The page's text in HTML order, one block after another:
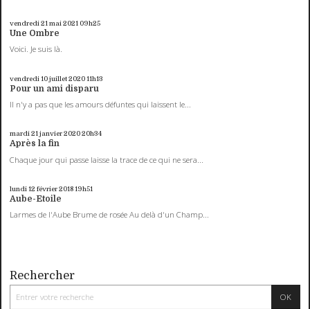
vendredi 21mai 2021 09h25
Une Ombre
Voici. Je suis là.
vendredi 10juillet 202011h13
Pour un ami disparu
Il n'y a pas que les amours défuntes qui laissent le...
mardi 21janvier 202020h34
Après la fin
Chaque jour qui passe laisse la trace de ce qui ne sera...
lundi 12 février 201819h51
Aube-Etoile
Larmes de l'Aube Brume de rosée Au delà d'un Champ...
Rechercher